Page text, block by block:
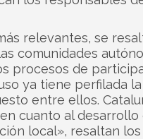
relevantes, se
comunidades
procesos de
ya tiene perfilada la
entre ellos.
cuanto al desarrollo
local», resaltan los